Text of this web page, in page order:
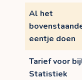
Al het
eentje doen
Tarief voor
Statistiek